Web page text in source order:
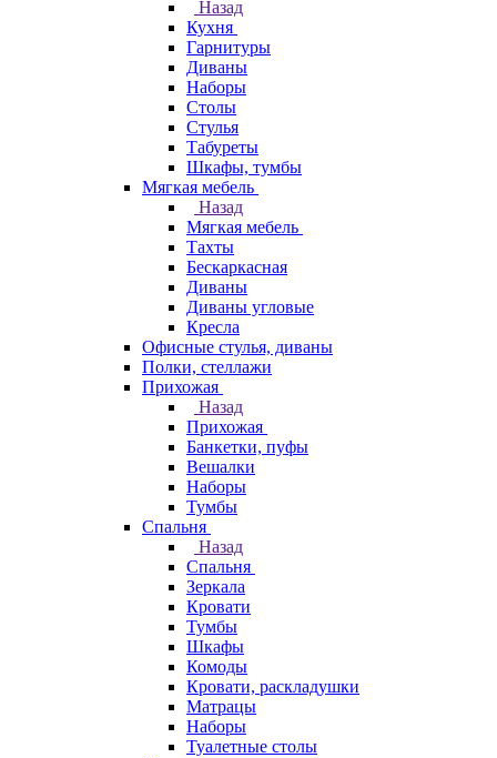
Назад
Кухня
Гарнитуры
Диваны
Наборы
Столы
Стулья
Табуреты
Шкафы, тумбы
Мягкая мебель
Назад
Мягкая мебель
Тахты
Бескаркасная
Диваны
Диваны угловые
Кресла
Офисные стулья, диваны
Полки, стеллажи
Прихожая
Назад
Прихожая
Банкетки, пуфы
Вешалки
Наборы
Тумбы
Спальня
Назад
Спальня
Зеркала
Кровати
Тумбы
Шкафы
Комоды
Кровати, раскладушки
Матрацы
Наборы
Туалетные столы